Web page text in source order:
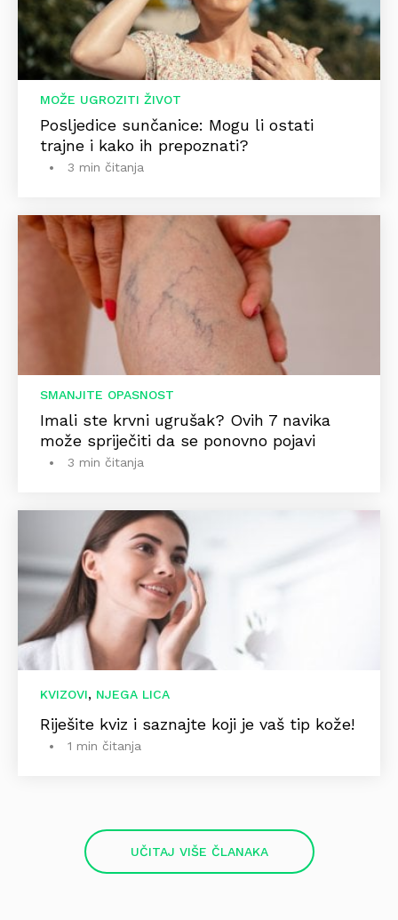
MOŽE UGROZITI ŽIVOT
Posljedice sunčanice: Mogu li ostati
trajne i kako ih prepoznati?
3 min čitanja
SMANJITE OPASNOST
Imali ste krvni ugrušak? Ovih 7 navika
može spriječiti da se ponovno pojavi
3 min čitanja
KVIZOVI, NJEGA LICA
Riješite kviz i saznajte koji je vaš tip kože!
1 min čitanja
UČITAJ VIŠE ČLANAKA